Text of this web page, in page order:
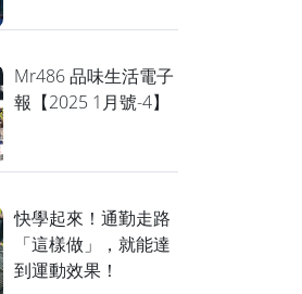
Mr486 品味生活電子
報【2025 1月號-4】
快學起來！通勤走路
「這樣做」，就能達
到運動效果！